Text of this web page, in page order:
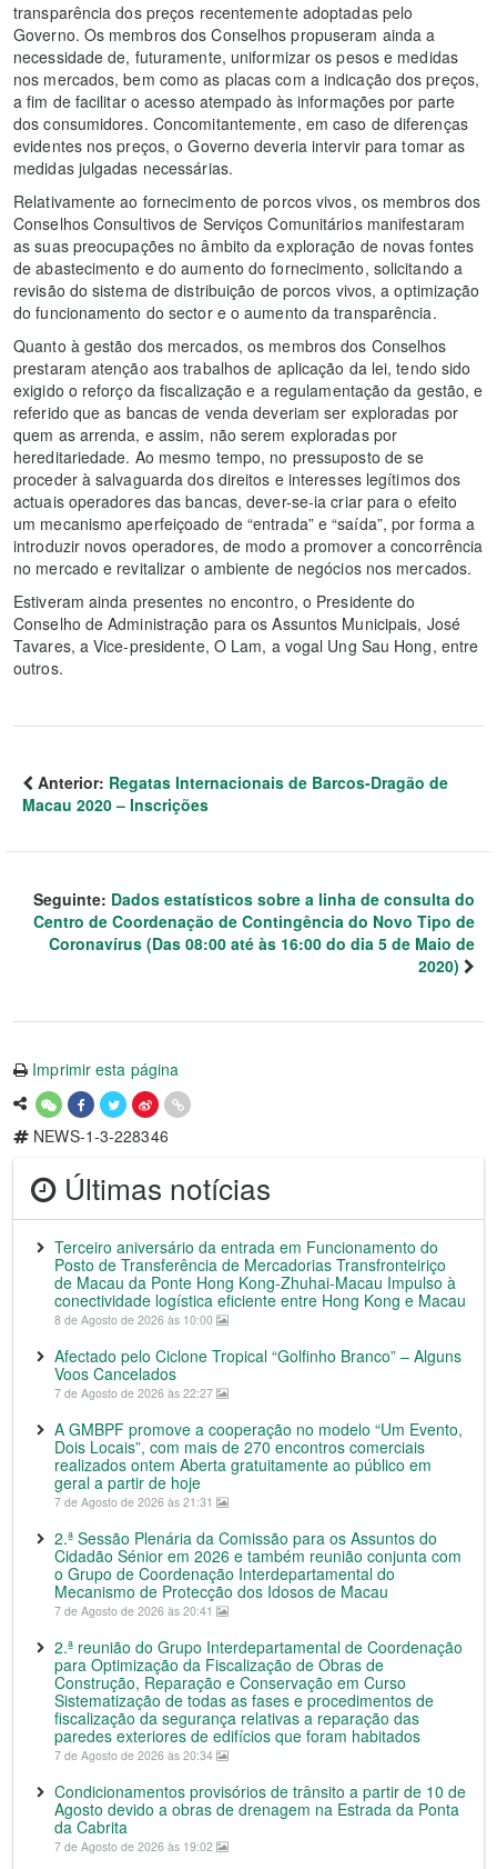
transparência dos preços recentemente adoptadas pelo
Governo. Os membros dos Conselhos propuseram ainda a
necessidade de, futuramente, uniformizar os pesos e medidas
nos mercados, bem como as placas com a indicação dos preços,
a fim de facilitar o acesso atempado às informações por parte
dos consumidores. Concomitantemente, em caso de diferenças
evidentes nos preços, o Governo deveria intervir para tomar as
medidas julgadas necessárias.
Relativamente ao fornecimento de porcos vivos, os membros dos
Conselhos Consultivos de Serviços Comunitários manifestaram
as suas preocupações no âmbito da exploração de novas fontes
de abastecimento e do aumento do fornecimento, solicitando a
revisão do sistema de distribuição de porcos vivos, a optimização
do funcionamento do sector e o aumento da transparência.
Quanto à gestão dos mercados, os membros dos Conselhos
prestaram atenção aos trabalhos de aplicação da lei, tendo sido
exigido o reforço da fiscalização e a regulamentação da gestão, e
referido que as bancas de venda deveriam ser exploradas por
quem as arrenda, e assim, não serem exploradas por
hereditariedade. Ao mesmo tempo, no pressuposto de se
proceder à salvaguarda dos direitos e interesses legítimos dos
actuais operadores das bancas, dever-se-ia criar para o efeito
um mecanismo aperfeiçoado de “entrada” e “saída”, por forma a
introduzir novos operadores, de modo a promover a concorrência
no mercado e revitalizar o ambiente de negócios nos mercados.
Estiveram ainda presentes no encontro, o Presidente do
Conselho de Administração para os Assuntos Municipais, José
Tavares, a Vice-presidente, O Lam, a vogal Ung Sau Hong, entre
outros.
Anterior: Regatas Internacionais de Barcos-Dragão de
Macau 2020 – Inscrições
Seguinte: Dados estatísticos sobre a linha de consulta do
Centro de Coordenação de Contingência do Novo Tipo de
Coronavírus (Das 08:00 até às 16:00 do dia 5 de Maio de
2020)
Imprimir esta página
NEWS-1-3-228346
Últimas notícias
Terceiro aniversário da entrada em Funcionamento do
Posto de Transferência de Mercadorias Transfronteiriço
de Macau da Ponte Hong Kong-Zhuhai-Macau Impulso à
conectividade logística eficiente entre Hong Kong e Macau
8 de Agosto de 2026 às 10:00
Afectado pelo Ciclone Tropical “Golfinho Branco” – Alguns
Voos Cancelados
7 de Agosto de 2026 às 22:27
A GMBPF promove a cooperação no modelo “Um Evento,
Dois Locais”, com mais de 270 encontros comerciais
realizados ontem Aberta gratuitamente ao público em
geral a partir de hoje
7 de Agosto de 2026 às 21:31
2.ª Sessão Plenária da Comissão para os Assuntos do
Cidadão Sénior em 2026 e também reunião conjunta com
o Grupo de Coordenação Interdepartamental do
Mecanismo de Protecção dos Idosos de Macau
7 de Agosto de 2026 às 20:41
2.ª reunião do Grupo Interdepartamental de Coordenação
para Optimização da Fiscalização de Obras de
Construção, Reparação e Conservação em Curso
Sistematização de todas as fases e procedimentos de
fiscalização da segurança relativas a reparação das
paredes exteriores de edifícios que foram habitados
7 de Agosto de 2026 às 20:34
Condicionamentos provisórios de trânsito a partir de 10 de
Agosto devido a obras de drenagem na Estrada da Ponta
da Cabrita
7 de Agosto de 2026 às 19:02